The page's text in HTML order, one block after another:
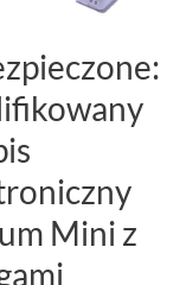
Mini z